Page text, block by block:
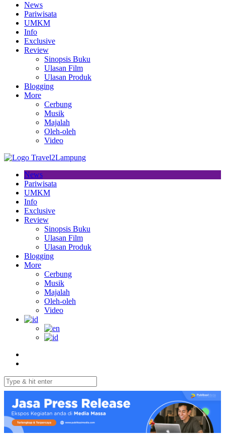
News
Pariwisata
UMKM
Info
Exclusive
Review
Sinopsis Buku
Ulasan Film
Ulasan Produk
Blogging
More
Cerbung
Musik
Majalah
Oleh-oleh
Video
News
Pariwisata
UMKM
Info
Exclusive
Review
Sinopsis Buku
Ulasan Film
Ulasan Produk
Blogging
More
Cerbung
Musik
Majalah
Oleh-oleh
Video